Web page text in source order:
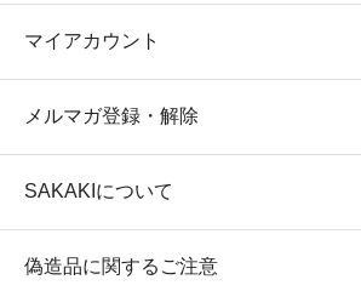
マイアカウント
メルマガ登録・解除
SAKAKIについて
偽造品に関するご注意